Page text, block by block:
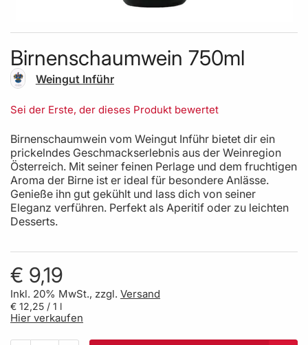
Skip to the beginning of the images gallery
Birnenschaumwein 750ml
Weingut Inführ
Sei der Erste, der dieses Produkt bewertet
Birnenschaumwein vom Weingut Inführ bietet dir ein
prickelndes Geschmackserlebnis aus der Weinregion
Österreich. Mit seiner feinen Perlage und dem fruchtigen
Aroma der Birne ist er ideal für besondere Anlässe.
Genieße ihn gut gekühlt und lass dich von seiner
Eleganz verführen. Perfekt als Aperitif oder zu leichten
Desserts.
€ 9,19
Inkl. 20% MwSt., zzgl. Versand
€ 12,25 / 1 l
Hier verkaufen